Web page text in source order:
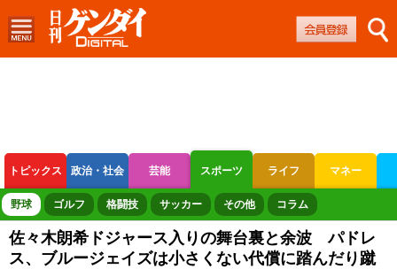
トピックス 政治・社会 芸能 スポーツ ライフ マネー
ボートレース 競輪 オートレース
野球 ゴルフ 格闘技 サッカー その他 コラム
佐々木朗希ドジャース入りの舞台裏と余波 パドレ
ス、ブルージェイズは小さくない代償に踏んだり蹴